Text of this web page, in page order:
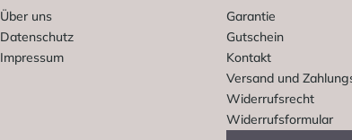
Über uns
Datenschutz
Impressum
Garantie
Gutschein
Kontakt
Versand und
Widerrufsrecht
Widerrufsformular